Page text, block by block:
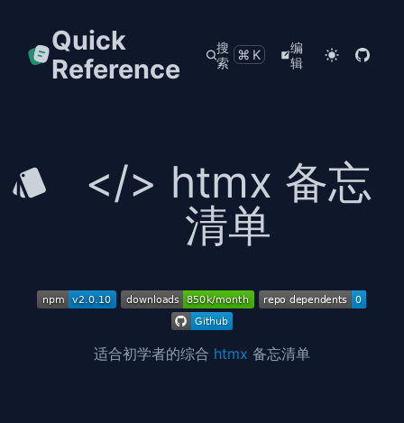
Quick
Reference
搜
索
⌘K
编
辑
</> htmx 备忘
清单
适合初学者的综合 htmx 备忘清单